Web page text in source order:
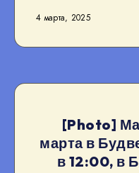
4 марта, 2025
[Photo]
марта в
в 12:00, в